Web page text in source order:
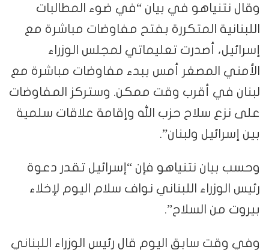
وقال نتنياهو في بيان “في ضوء المطالبات
اللبنانية المتكررة بفتح مفاوضات مباشرة مع
إسرائيل، أصدرت تعليماتي لمجلس الوزراء
الأمني المصغر أمس ببدء مفاوضات مباشرة مع
لبنان في أقرب وقت ممكن. وستركز المفاوضات
على نزع سلاح حزب الله وإقامة علاقات ‌سلمية
بين إسرائيل ولبنان”.
وحسب بيان نتنياهو فإن “إسرائيل تقدر دعوة
رئيس الوزراء اللبناني نواف سلام اليوم لإخلاء
بيروت من السلاح”.
وفي وقت سابق اليوم قال رئيس الوزراء اللبناني